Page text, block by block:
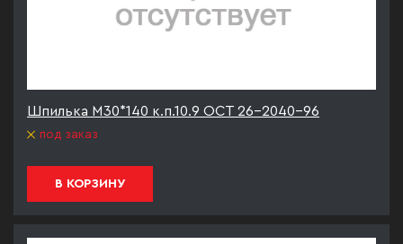
Шпилька М30*140 к.п.10.9 ОСТ 26-2040-96
под заказ
В КОРЗИНУ